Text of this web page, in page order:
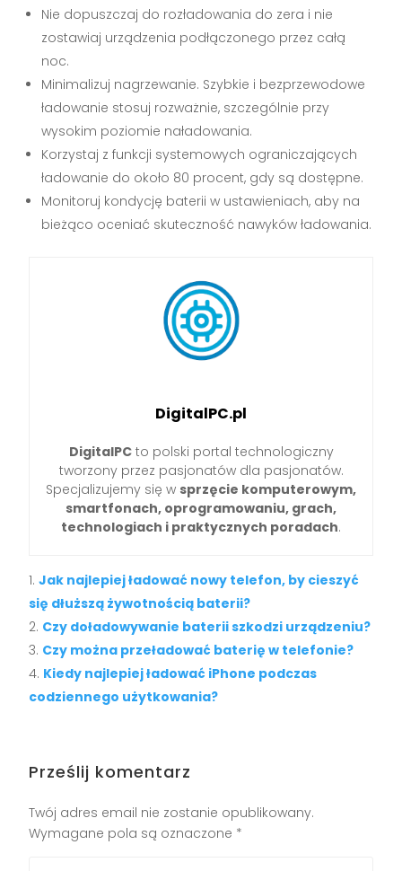
Nie dopuszczaj do rozładowania do zera i nie
zostawiaj urządzenia podłączonego przez całą
noc.
Minimalizuj nagrzewanie. Szybkie i bezprzewodowe
ładowanie stosuj rozważnie, szczególnie przy
wysokim poziomie naładowania.
Korzystaj z funkcji systemowych ograniczających
ładowanie do około 80 procent, gdy są dostępne.
Monitoruj kondycję baterii w ustawieniach, aby na
bieżąco oceniać skuteczność nawyków ładowania.
DigitalPC.pl
DigitalPCto polski portal technologiczny
tworzony przez pasjonatów dla pasjonatów.
Specjalizujemy się w sprzęcie komputerowym,
smartfonach, oprogramowaniu, grach,
technologiach i praktycznych poradach.
Jak najlepiej ładować nowy telefon, by cieszyć
się dłuższą żywotnością baterii?
Czy doładowywanie baterii szkodzi urządzeniu?
Czy można przeładować baterię w telefonie?
Kiedy najlepiej ładować iPhone podczas
codziennego użytkowania?
Prześlij komentarz
Twój adres email nie zostanie opublikowany.
Wymagane pola są oznaczone *